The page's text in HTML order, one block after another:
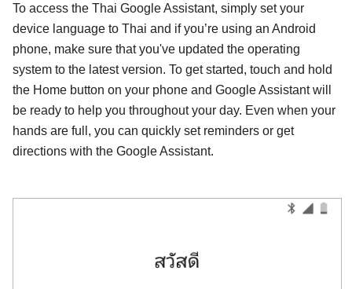
To access the Thai Google Assistant, simply set your
device language to Thai and if you’re using an Android
phone, make sure that you've updated the operating
system to the latest version. To get started, touch and hold
the Home button on your phone and Google Assistant will
be ready to help you throughout your day. Even when your
hands are full, you can quickly set reminders or get
directions with the Google Assistant.